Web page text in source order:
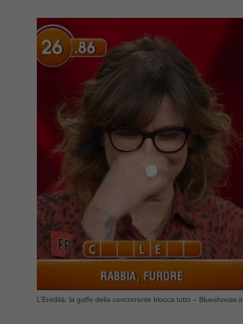
L’Eredità: la gaffe della concorrente blocca tutto – Blueshouse.it